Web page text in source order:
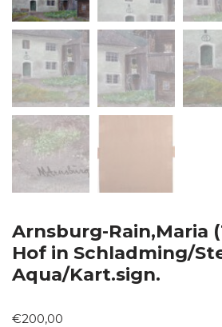
Arnsburg-Rain,Maria
Hof in Schladming/
Aqua/Kart.sign.
€200,00